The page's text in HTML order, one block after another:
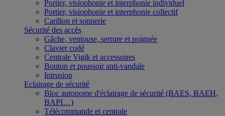
Portier, visiophonie et interphonie individuel
Portier, visiophonie et interphonie collectif
Carillon et sonnerie
Sécurité des accès
Gâche, ventouse, serrure et poignée
Clavier codé
Centrale Vigik et accessoires
Bouton et poussoir anti-vandale
Intrusion
Eclairage de sécurité
Bloc autonome d'éclairage de sécurité (BAES, BAEH,
BAPI…)
Télécommande et centrale